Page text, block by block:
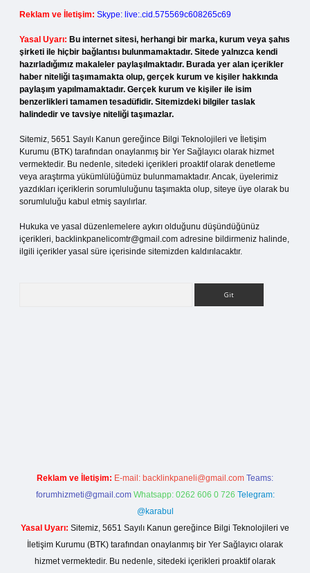
Reklam ve İletişim: Skype: live:.cid.575569c608265c69
Yasal Uyarı: Bu internet sitesi, herhangi bir marka, kurum veya şahıs
şirketi ile hiçbir bağlantısı bulunmamaktadır. Sitede yalnızca kendi
hazırladığımız makaleler paylaşılmaktadır. Burada yer alan içerikler
haber niteliği taşımamakta olup, gerçek kurum ve kişiler hakkında
paylaşım yapılmamaktadır. Gerçek kurum ve kişiler ile isim
benzerlikleri tamamen tesadüfidir. Sitemizdeki bilgiler taslak
halindedir ve tavsiye niteliği taşımazlar.
Sitemiz, 5651 Sayılı Kanun gereğince Bilgi Teknolojileri ve İletişim
Kurumu (BTK) tarafından onaylanmış bir Yer Sağlayıcı olarak hizmet
vermektedir. Bu nedenle, sitedeki içerikleri proaktif olarak denetleme
veya araştırma yükümlülüğümüz bulunmamaktadır. Ancak, üyelerimiz
yazdıkları içeriklerin sorumluluğunu taşımakta olup, siteye üye olarak bu
sorumluluğu kabul etmiş sayılırlar.
Hukuka ve yasal düzenlemelere aykırı olduğunu düşündüğünüz
içerikleri, backlinkpanelicomtr@gmail.com adresine bildirmeniz halinde,
ilgili içerikler yasal süre içerisinde sitemizden kaldırılacaktır.
Reklam ve İletişim: E-mail: backlinkpaneli@gmail.com Teams:
forumhizmeti@gmail.com Whatsapp: 0262 606 0 726 Telegram:
@karabul
Yasal Uyarı: Sitemiz, 5651 Sayılı Kanun gereğince Bilgi Teknolojileri ve
İletişim Kurumu (BTK) tarafından onaylanmış bir Yer Sağlayıcı olarak
hizmet vermektedir. Bu nedenle, sitedeki içerikleri proaktif olarak